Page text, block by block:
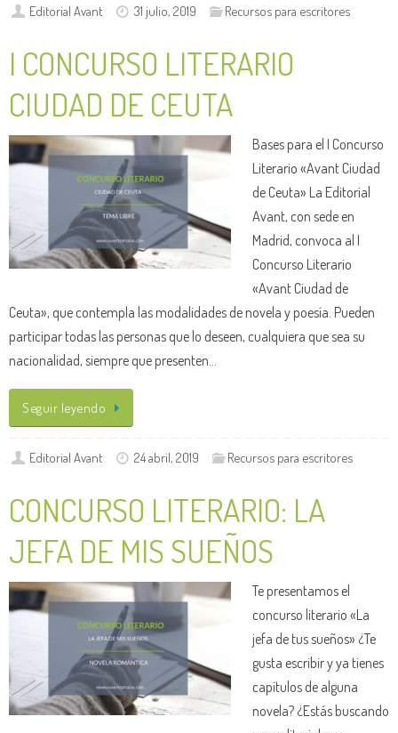
Editorial Avant 31 julio, 2019 Recursos para escritores
I CONCURSO LITERARIO
CIUDAD DE CEUTA
Bases para el I Concurso
Literario «Avant Ciudad
de Ceuta» La Editorial
Avant, con sede en
Madrid, convoca al I
Concurso Literario
«Avant Ciudad de
Ceuta», que contempla las modalidades de novela y poesía. Pueden
participar todas las personas que lo deseen, cualquiera que sea su
nacionalidad, siempre que presenten…
Seguir leyendo
Editorial Avant 24 abril, 2019 Recursos para escritores
CONCURSO LITERARIO: LA
JEFA DE MIS SUEÑOS
Te presentamos el
concurso literario «La
jefa de tus sueños» ¿Te
gusta escribir y ya tienes
capítulos de alguna
novela? ¿Estás buscando